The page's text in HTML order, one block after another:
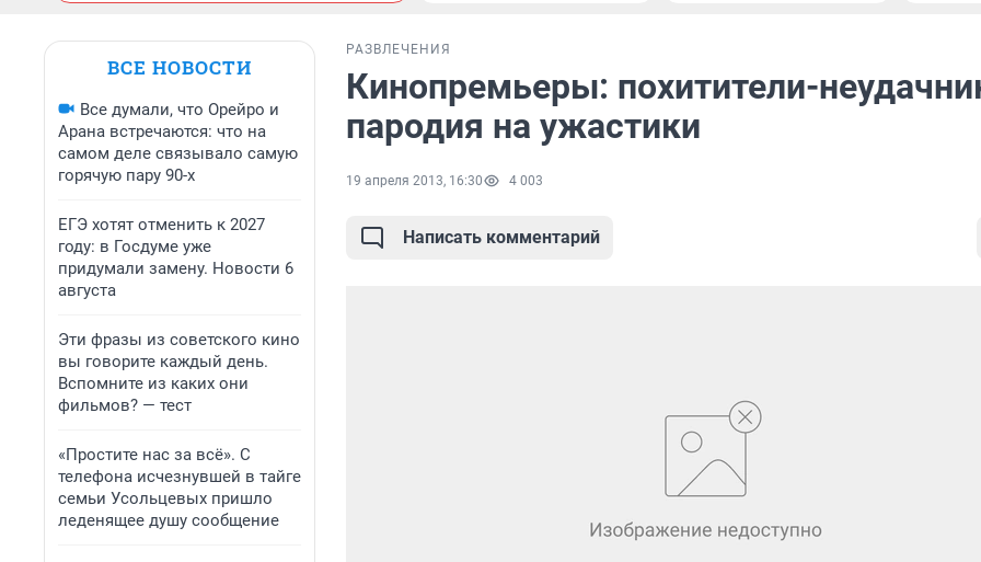
ВСЕ НОВОСТИ
Все думали, что Орейро и
Арана встречаются: что на
самом деле связывало самую
горячую пару 90-х
ЕГЭ хотят отменить к 2027
году: в Госдуме уже
придумали замену. Новости 6
августа
Эти фразы из советского кино
вы говорите каждый день.
Вспомните из каких они
фильмов? — тест
«Простите нас за всё». С
телефона исчезнувшей в тайге
семьи Усольцевых пришло
леденящее душу сообщение
РАЗВЛЕЧЕНИЯ
Кинопремьеры: похитители-
пародия на ужастики
19 апреля 2013, 16:30 4 003
Написать комментарий